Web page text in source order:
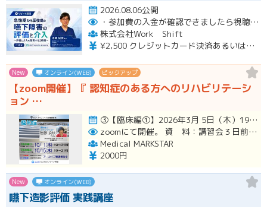
2026.08.06公開
・参加費の入金が確認できましたら視聴用URLとパスワードおよび資料をお申込みいただきましたメールアドレスに送付します。
株式会社Work Shift
¥2,500 クレジットカード決済あるいは銀行振込となります。
New オンライン(WEB) ピックアップ
【zoom開催】『 認知症のある方へのリハビリテーシ
ョン …
③【臨床編①】2026年3月 5日（木）19:00〜21:00（アーカイブ配信１ヶ月間） ④【臨床編②】2026年…開催
zoomにて開催。
資 料：講習会３日前までに、PDFデータまたはGoogleドライブにてお送りいたします。
Medical MARKSTAR
2000円
New オンライン(WEB)
嚥下造影評価 実践講座